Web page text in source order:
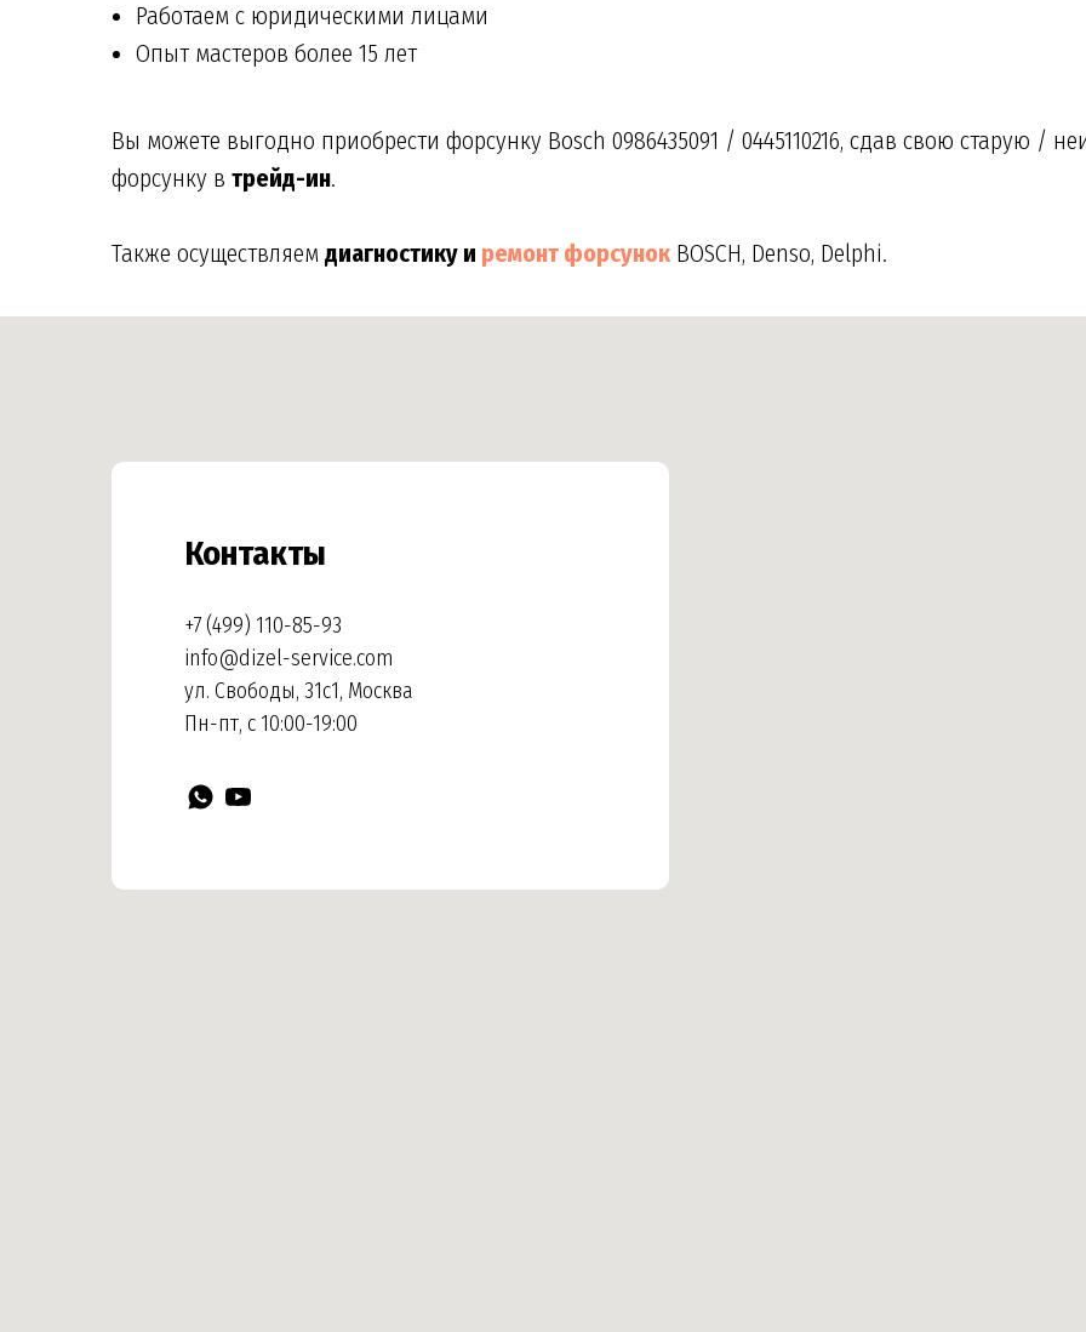
Работаем с юридическими лицами
Опыт мастеров более 15 лет
Вы можете выгодно приобрести форсунку Bosch 0986435091 / 0445110216, сдав свою старую /
форсунку в трейд-ин.
Также осуществляем диагностику и ремонт форсунок BOSCH, Denso, Delphi.
Контакты
+7 (499) 110-85-93
info@dizel-service.com
ул. Свободы, 31с1, Москва
Пн-пт, с 10:00-19:00